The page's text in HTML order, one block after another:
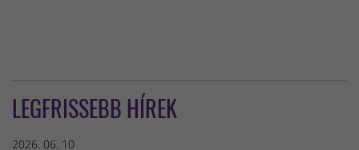
LEGFRISSEBB HÍREK
2026. 06. 10